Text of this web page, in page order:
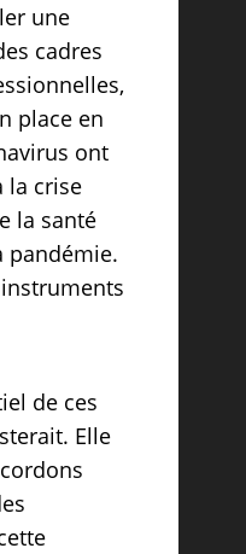
une
cadres
place en
ont
la crise
la santé
pandémie.
de ces
Elle